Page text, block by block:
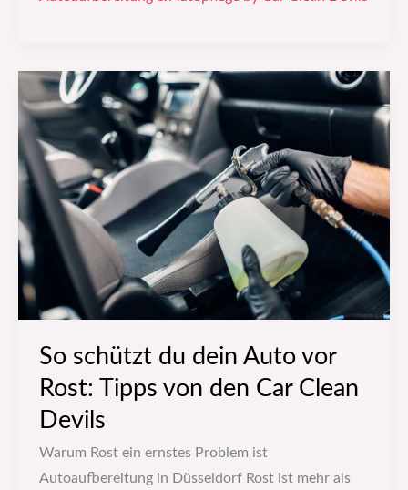
So schützt du dein Auto vor
Rost: Tipps von den Car Clean
Devils
Warum Rost ein ernstes Problem ist
Autoaufbereitung in Düsseldorf Rost ist mehr als
So
schützt
du
dein
Auto
vor
Rost:
Tipps
den
Clean
Devils